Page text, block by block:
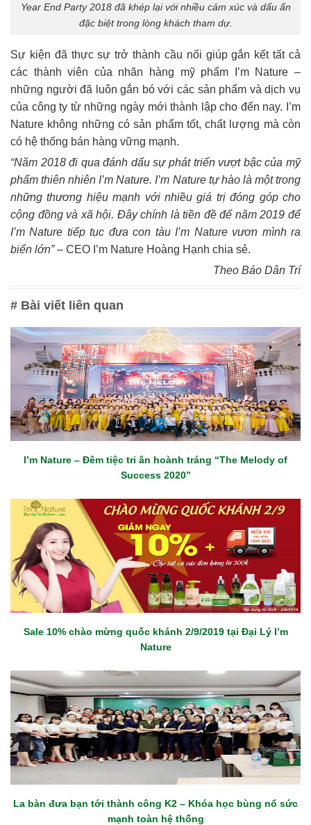
Year End Party 2018 đã khép lại với nhiều cảm xúc và dấu ấn
đặc biệt trong lòng khách tham dự.
Sự kiện đã thực sự trở thành cầu nối giúp gắn kết tất cả
các thành viên của nhãn hàng mỹ phẩm I’m Nature –
những người đã luôn gắn bó với các sản phẩm và dịch vụ
của công ty từ những ngày mới thành lập cho đến nay. I’m
Nature không những có sản phẩm tốt, chất lượng mà còn
có hệ thống bán hàng vững mạnh.
“Năm 2018 đi qua đánh dấu sự phát triển vượt bậc của mỹ
phẩm thiên nhiên I’m Nature. I’m Nature tự hào là một trong
những thương hiệu mạnh với nhiều giá trị đóng góp cho
cộng đồng và xã hội. Đây chính là tiền đề để năm 2019 để
I’m Nature tiếp tục đưa con tàu I’m Nature vươn mình ra
biển lớn”– CEO I’m Nature Hoàng Hạnh chia sẻ.
Theo Báo Dân Trí
# Bài viết liên quan
I’m Nature – Đêm tiệc tri ân hoành tráng “The Melody of
Success 2020”
Sale 10% chào mừng quốc khánh 2/9/2019 tại Đại Lý I’m
Nature
La bàn đưa bạn tới thành công K2 – Khóa học bùng nổ sức
mạnh toàn hệ thống